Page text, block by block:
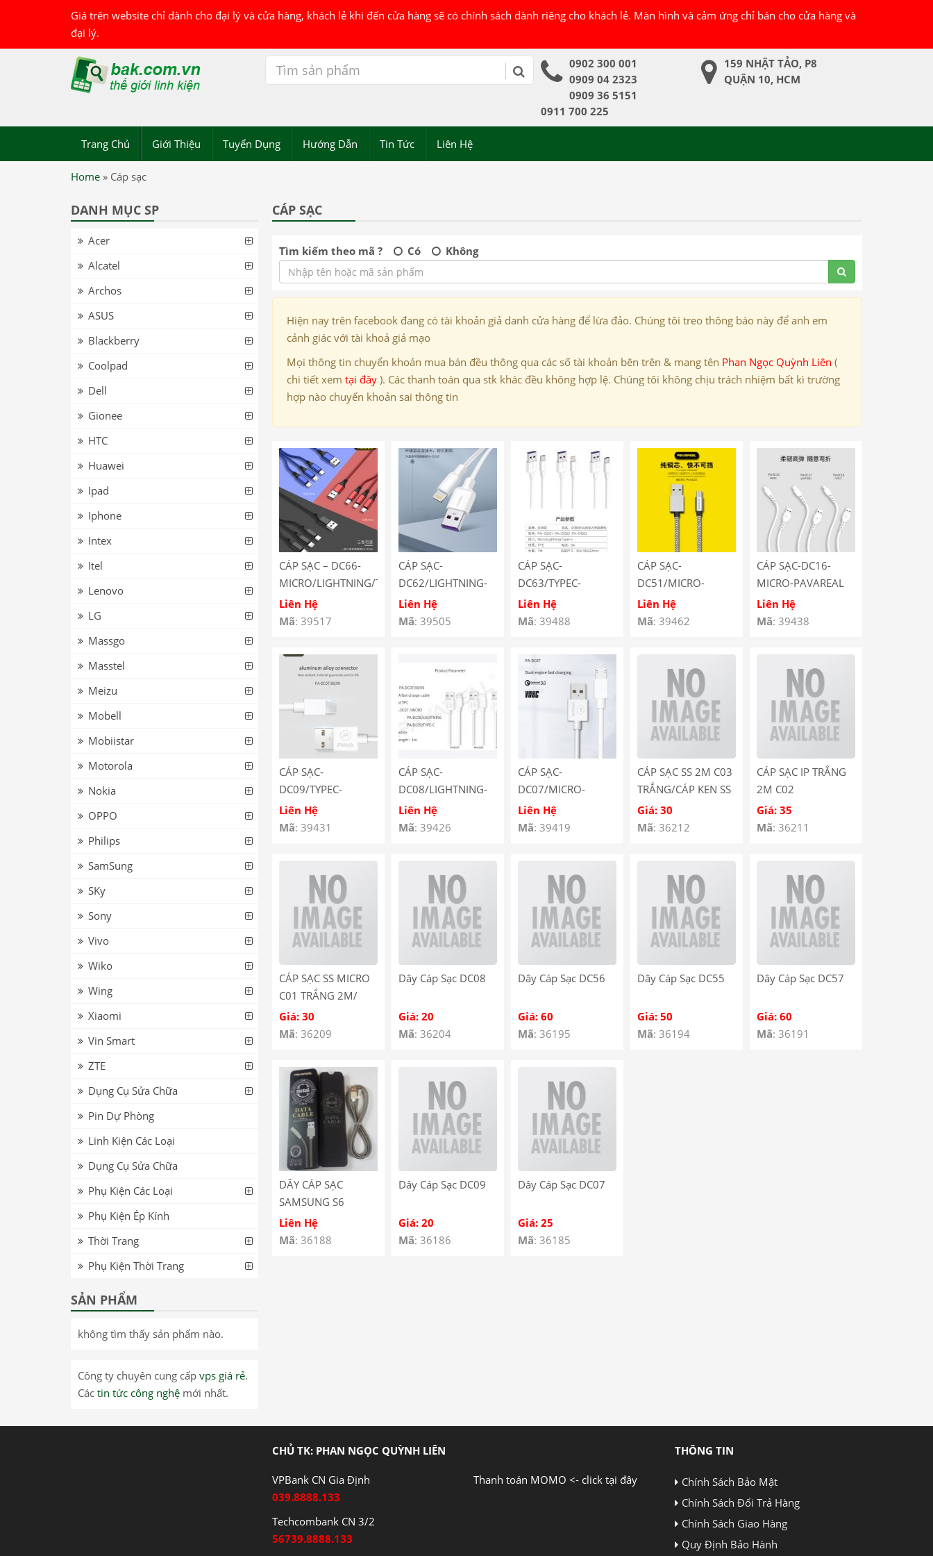
Giá trên website chỉ dành cho đại lý và cửa hàng, khách lẻ khi đến cửa hàng sẽ có chính sách dành riêng cho khách lẻ. Màn hình và cảm ứng chỉ bán cho cửa hàng và
đại lý.
0902 300 001
0909 04 2323
0909 36 5151
0911 700 225
159 NHẬT TẢO, P8
QUẬN 10, HCM
Trang Chủ Giới Thiệu Tuyển Dụng Hướng Dẫn Tin Tức Liên Hệ
Home » Cáp sạc
CÁP SẠC
Tìm kiếm theo mã ? Có Không
Hiện nay trên facebook đang có tài khoản giả danh cửa hàng để lừa đảo. Chúng tôi treo thông báo này để anh em
cảnh giác với tài khoả giả mạo
Mọi thông tin chuyển khoản mua bán đều thông qua các số tài khoản bên trên & mang tên Phan Ngọc Quỳnh Liên (
chi tiết xem tại đây ). Các thanh toán qua stk khác đều không hợp lệ. Chúng tôi không chịu trách nhiệm bất kì trường
hợp nào chuyển khoản sai thông tin
CÁP SẠC – DC66-
MICRO/LIGHTNING/TYPEC
– PAVAREAL
Liên Hệ
Mã: 39517
CÁP SẠC-
DC62/LIGHTNING-
PAVAREAL
Liên Hệ
Mã: 39505
CÁP SẠC-
DC63/TYPEC-
PAVAREAL
Liên Hệ
Mã: 39488
CÁP SẠC-
DC51/MICRO-
PAVAREAL
Liên Hệ
Mã: 39462
CÁP SẠC-DC16-
MICRO-PAVAREAL
Liên Hệ
Mã: 39438
CÁP SẠC-
DC09/TYPEC-
PAVAREAL
Liên Hệ
Mã: 39431
CÁP SẠC-
DC08/LIGHTNING-
PAVAREAL
Liên Hệ
Mã: 39426
CÁP SẠC-
DC07/MICRO-
PAVAREAL
Liên Hệ
Mã: 39419
CÁP SẠC SS 2M C03
TRẮNG/CÁP KEN SS
Giá: 30
Mã: 36212
CÁP SẠC IP TRẮNG
2M C02
Giá: 35
Mã: 36211
CÁP SẠC SS MICRO
C01 TRẮNG 2M/
CÁP KEN SS
Giá: 30
Mã: 36209
Dây Cáp Sạc DC08
Giá: 20
Mã: 36204
Dây Cáp Sạc DC56
Giá: 60
Mã: 36195
Dây Cáp Sạc DC55
Giá: 50
Mã: 36194
Dây Cáp Sạc DC57
Giá: 60
Mã: 36191
DÂY CÁP SẠC
SAMSUNG S6
VÀNG/PA-DC34
Liên Hệ
Mã: 36188
Dây Cáp Sạc DC09
Giá: 20
Mã: 36186
Dây Cáp Sạc DC07
Giá: 25
Mã: 36185
DANH MỤC SP
Acer
Alcatel
Archos
ASUS
Blackberry
Coolpad
Dell
Gionee
HTC
Huawei
Ipad
Iphone
Intex
Itel
Lenovo
LG
Massgo
Masstel
Meizu
Mobell
Mobiistar
Motorola
Nokia
OPPO
Philips
SamSung
SKy
Sony
Vivo
Wiko
Wing
Xiaomi
Vin Smart
ZTE
Dụng Cụ Sửa Chữa
Pin Dự Phòng
Linh Kiện Các Loại
Dụng Cụ Sửa Chữa
Phụ Kiện Các Loại
Phụ Kiện Ép Kính
Thời Trang
Phụ Kiện Thời Trang
SẢN PHẨM
không tìm thấy sản phẩm nào.
Công ty chuyên cung cấp vps giá rẻ.
Các tin tức công nghệ mới nhất.
CHỦ TK: PHAN NGỌC QUỲNH LIÊN
VPBank CN Gia Định
039.8888.133
Techcombank CN 3/2
56739.8888.133
Thanh toán MOMO <- click tại đây
THÔNG TIN
Chính Sách Bảo Mật
Chính Sách Đổi Trả Hàng
Chính Sách Giao Hàng
Quy Định Bảo Hành